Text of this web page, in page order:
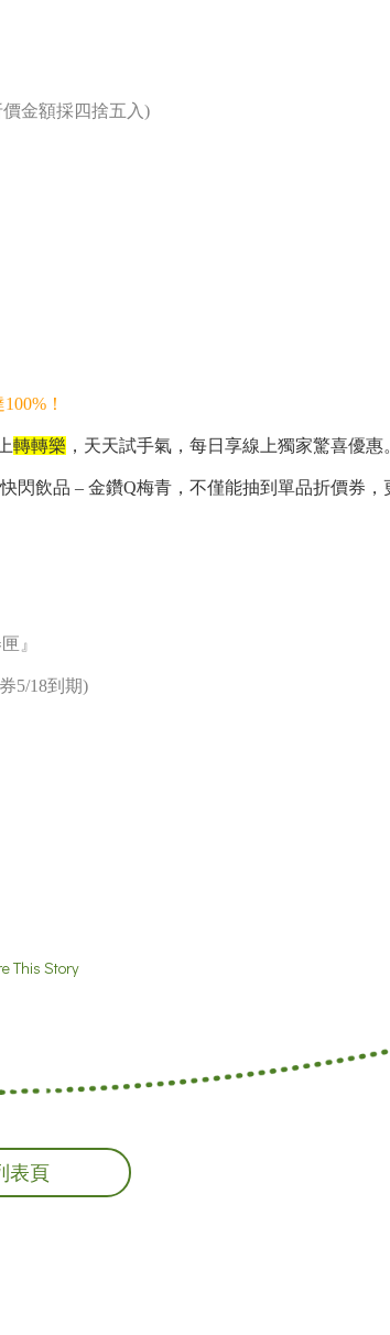
金額採四捨五入)
！
轉轉樂 ，天天試手氣，每日享線上獨家驚喜優惠
飲品 – 金鑽Q梅青，不僅能抽到單品折價券，
』
5/18到期)
This Story
表頁